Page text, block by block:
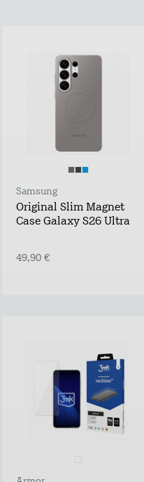
Samsung
Original Slim Magnet
Case Galaxy S26 Ultra
49,90 €